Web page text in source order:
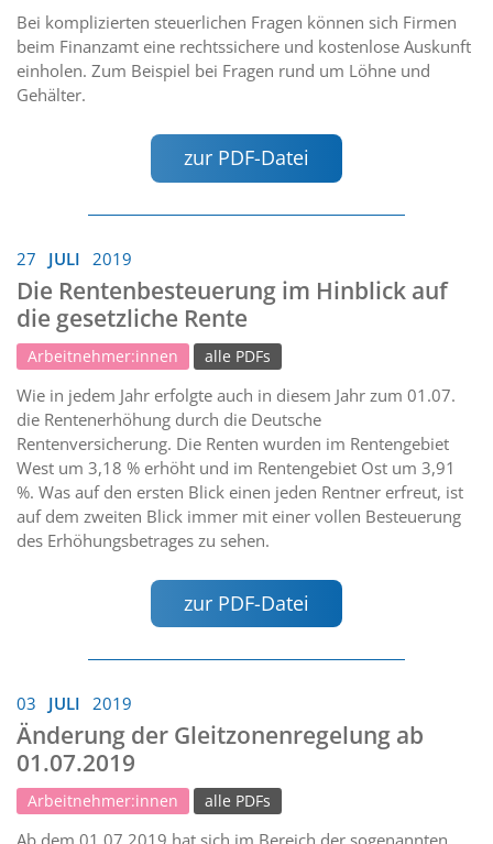
Bei komplizierten steuerlichen Fragen können sich Firmen
beim Finanzamt eine rechtssichere und kostenlose Auskunft
einholen. Zum Beispiel bei Fragen rund um Löhne und
Gehälter.
zur PDF-Datei
27 JULI 2019
Die Rentenbesteuerung im Hinblick auf
die gesetzliche Rente
Arbeitnehmer:innen alle PDFs
Wie in jedem Jahr erfolgte auch in diesem Jahr zum 01.07.
die Rentenerhöhung durch die Deutsche
Rentenversicherung. Die Renten wurden im Rentengebiet
West um 3,18 % erhöht und im Rentengebiet Ost um 3,91
%. Was auf den ersten Blick einen jeden Rentner erfreut, ist
auf dem zweiten Blick immer mit einer vollen Besteuerung
des Erhöhungsbetrages zu sehen.
zur PDF-Datei
03 JULI 2019
Änderung der Gleitzonenregelung ab
01.07.2019
Arbeitnehmer:innen alle PDFs